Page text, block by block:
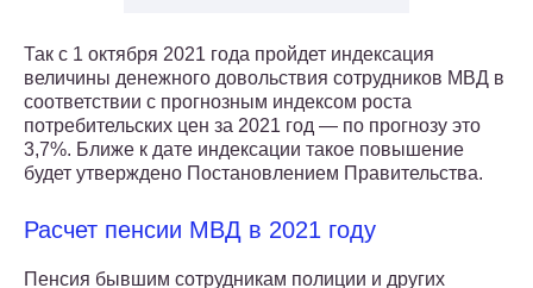
Так с 1 октября 2021 года пройдет индексация
величины денежного довольствия сотрудников МВД в
соответствии с прогнозным индексом роста
потребительских цен за 2021 год — по прогнозу это
3,7%. Ближе к дате индексации такое повышение
будет утверждено Постановлением Правительства.
Расчет пенсии МВД в 2021 году
Пенсия бывшим сотрудникам полиции и других